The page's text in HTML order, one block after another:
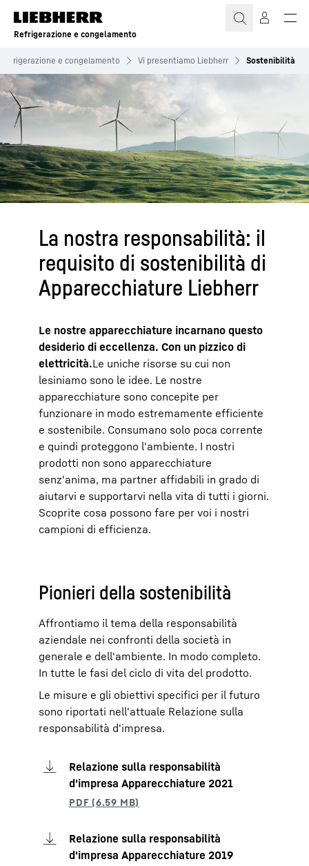
Refrigerazione e congelamento
Refrigerazione e congelamento Vi presentiamo Liebherr Sostenibilità
La nostra responsabilità: il
requisito di sostenibilità di
Apparecchiature Liebherr
Le nostre apparecchiature incarnano questo
desiderio di eccellenza. Con un pizzico di
elettricità.Le uniche risorse su cui non
lesiniamo sono le idee. Le nostre
apparecchiature sono concepite per
funzionare in modo estremamente efficiente
e sostenibile. Consumano solo poca corrente
e quindi proteggono l'ambiente. I nostri
prodotti non sono apparecchiature
senz'anima, ma partner affidabili in grado di
aiutarvi e supportarvi nella vita di tutti i giorni.
Scoprite cosa possono fare per voi i nostri
campioni di efficienza.
Pionieri della sostenibilità
Affrontiamo il tema della responsabilità
aziendale nei confronti della società in
generale e dell'ambiente. In modo completo.
In tutte le fasi del ciclo di vita del prodotto.
Le misure e gli obiettivi specifici per il futuro
sono riportati nell'attuale Relazione sulla
responsabilità d'impresa.
Relazione sulla responsabilità
d'impresa Apparecchiature 2021
Relazione sulla responsabilità
d'impresa Apparecchiature 2019